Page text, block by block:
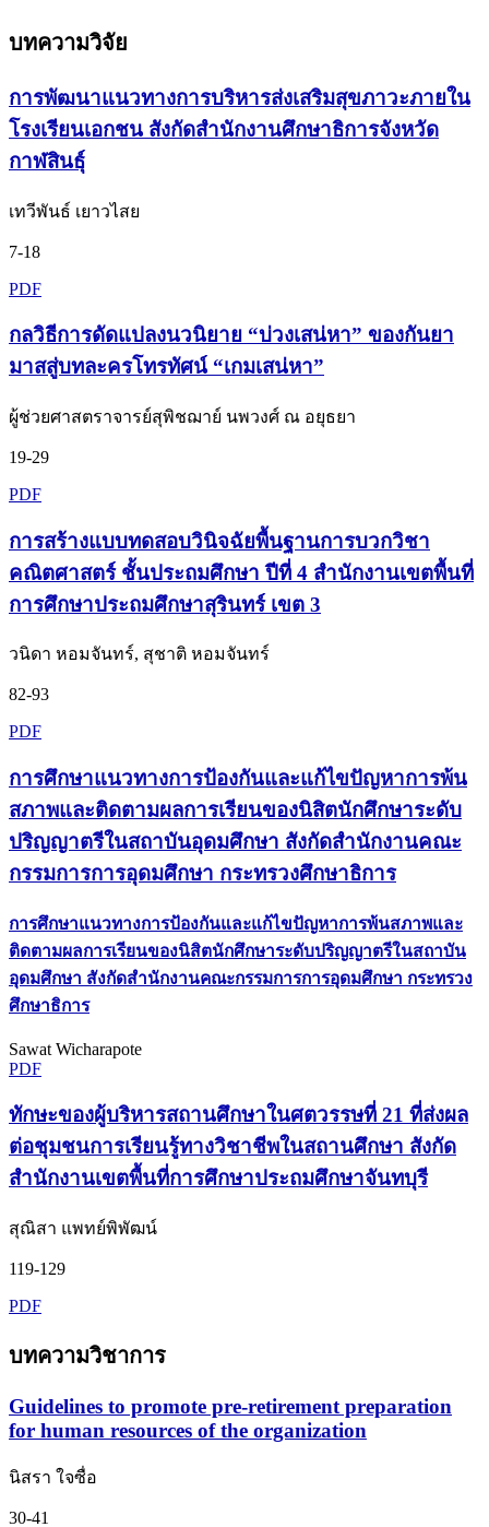
บทความวิจัย
การพัฒนาแนวทางการบริหารส่งเสริมสุขภาวะภายใน
โรงเรียนเอกชน สังกัดสำนักงานศึกษาธิการจังหวัด
กาฬสินธุ์
เทวีพันธ์ เยาวไสย
7-18
PDF
กลวิธีการดัดแปลงนวนิยาย “บ่วงเสน่หา” ของกันยา
มาสสู่บทละครโทรทัศน์ “เกมเสน่หา”
ผู้ช่วยศาสตราจารย์สุพิชฌาย์ นพวงศ์ ณ อยุธยา
19-29
PDF
การสร้างแบบทดสอบวินิจฉัยพื้นฐานการบวกวิชา
คณิตศาสตร์ ชั้นประถมศึกษา ปีที่ 4 สำนักงานเขตพื้นที่
การศึกษาประถมศึกษาสุรินทร์ เขต 3
วนิดา หอมจันทร์, สุชาติ หอมจันทร์
82-93
PDF
การศึกษาแนวทางการป้องกันและแก้ไขปัญหาการพ้น
สภาพและติดตามผลการเรียนของนิสิตนักศึกษาระดับ
ปริญญาตรีในสถาบันอุดมศึกษา สังกัดสำนักงานคณะ
กรรมการการอุดมศึกษา กระทรวงศึกษาธิการ
การศึกษาแนวทางการป้องกันและแก้ไขปัญหาการพ้นสภาพและ
ติดตามผลการเรียนของนิสิตนักศึกษาระดับปริญญาตรีในสถาบัน
อุดมศึกษา สังกัดสำนักงานคณะกรรมการการอุดมศึกษา กระทรวง
ศึกษาธิการ
Sawat Wicharapote
PDF
ทักษะของผู้บริหารสถานศึกษาในศตวรรษที่ 21 ที่ส่งผล
ต่อชุมชนการเรียนรู้ทางวิชาชีพในสถานศึกษา สังกัด
สำนักงานเขตพื้นที่การศึกษาประถมศึกษาจันทบุรี
สุณิสา แพทย์พิพัฒน์
119-129
PDF
บทความวิชาการ
Guidelines to promote pre-retirement preparation
for human resources of the organization
นิสรา ใจซื่อ
30-41